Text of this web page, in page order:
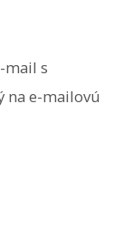
mail s
na e-mailovú